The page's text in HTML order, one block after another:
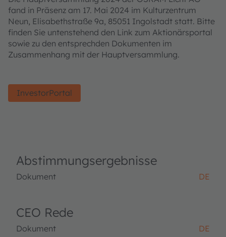
fand in Präsenz am 17. Mai 2024 im Kulturzentrum
Neun, Elisabethstraße 9a, 85051 Ingolstadt statt. Bitte
finden Sie untenstehend den Link zum Aktionärsportal
sowie zu den entsprechden Dokumenten im
Zusammenhang mit der Hauptversammlung.
InvestorPortal
Abstimmungsergebnisse
Dokument DE
CEO Rede
Dokument DE